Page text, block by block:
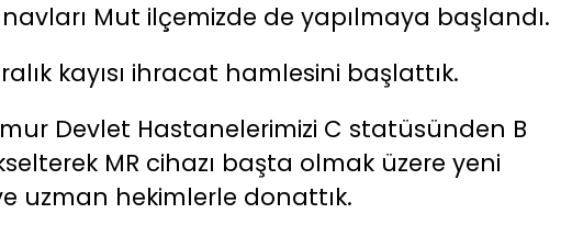
Mut ilçemizde de yapılmaya başlandı.
kayısı ihracat hamlesini başlattık.
Devlet Hastanelerimizi C statüsünden B
MR cihazı başta olmak üzere yeni
uzman hekimlerle donattık.